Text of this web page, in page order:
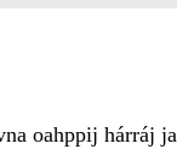
oahppij hárráj ja